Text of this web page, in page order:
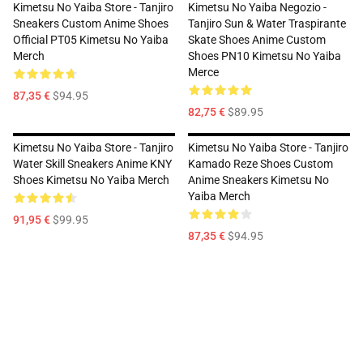
Kimetsu No Yaiba Store - Tanjiro
Sneakers Custom Anime Shoes
Official PT05 Kimetsu No Yaiba
Merch
87,35 €$94.95
Kimetsu No Yaiba Negozio -
Tanjiro Sun & Water Traspirante
Skate Shoes Anime Custom
Shoes PN10 Kimetsu No Yaiba
Merce
82,75 €$89.95
Kimetsu No Yaiba Store - Tanjiro
Water Skill Sneakers Anime KNY
Shoes Kimetsu No Yaiba Merch
91,95 €$99.95
Kimetsu No Yaiba Store - Tanjiro
Kamado Reze Shoes Custom
Anime Sneakers Kimetsu No
Yaiba Merch
87,35 €$94.95